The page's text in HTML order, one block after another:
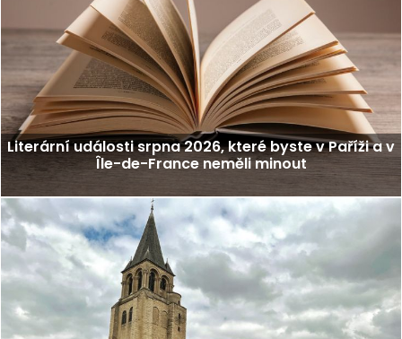
Literární události srpna 2026, které byste v Paříži a v
Île-de-France neměli minout